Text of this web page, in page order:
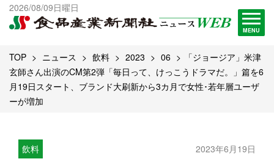
2026/08/09日曜日
MENU
出版物一覧へ
試読・購読申し込み
TOP ニュース 飲料 2023 06
「ジョージア」米津
玄師さん出演のCM第2弾「毎日って、けっこうドラマだ。」篇を6
月19日スタート、ブランド大刷新から3カ月で女性･若年層ユーザ
ーが増加
飲料 2023年6月19日